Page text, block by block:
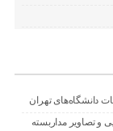
دانشگاه‌های تهران
و تصاویر مداربسته